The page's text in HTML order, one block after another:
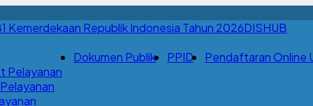
DISHUB
Pelayanan
Dokumen Publik PPID Pendaftaran Online